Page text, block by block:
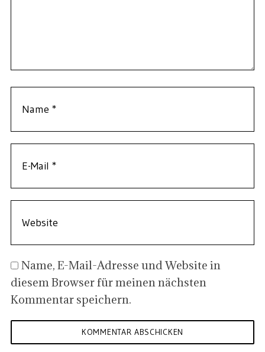
Name, E-Mail-Adresse und Website in
diesem Browser für meinen nächsten
Kommentar speichern.